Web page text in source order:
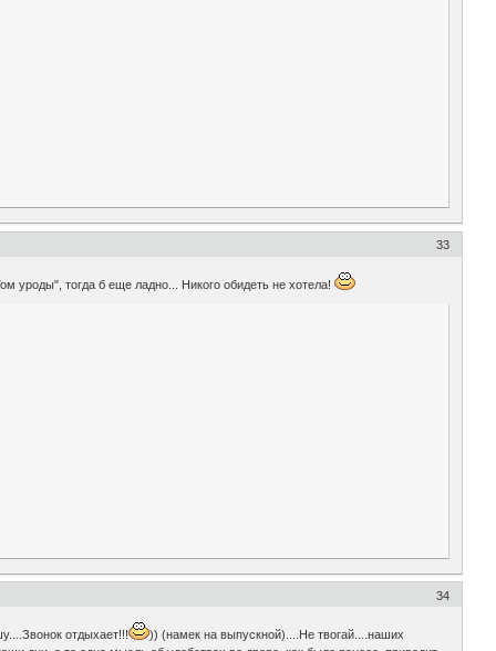
33
уроды", тогда б еще ладно... Никого обидеть не хотела!
34
отдыхает!!!
)) (намек на выпускной)....Не твогай....наших